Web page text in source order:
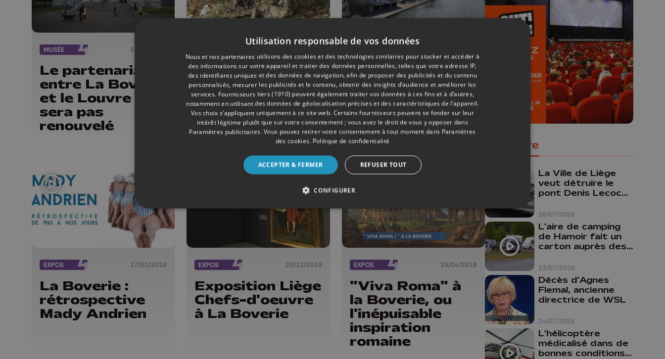
MUSÉE 26/01/2026
Le partenariat
entre La Boverie
et le Louvre ne
sera pas
renouvelé
28/09/2020
Parc de la
Boverie : un
arbre fortement
détérioré sera
enlevé d'ici
mercredi
Bientôt une
brasserie au
parc de la
Boverie
EXPOS 17/01/2019
La Boverie :
rétrospective
Mady Andrien
EXPOS 20/12/2018
Exposition Liège
Chefs-d'oeuvre
à La Boverie
EXPOS 25/04/2018
"Viva Roma" à
la Boverie, ou
l'inépuisable
inspiration
romaine
🎬 Concours CUT x
Les Grignoux ✨
Concours permanent - 2 places à
gagner chaque semaine !
Populaire
28/07/2026
La Ville de Liège
veut détruire le
pont Denis Lecocq
budget pour le
faire
23/07/2026
L'aire de camping
de Hamoir fait un
carton auprès des
24/07/2026
Décès d'Agnes
Flemal, ancienne
directrice de WSL
L'hélicoptère
médicalisé dans de
bonnes conditions à
Utilisation responsable de vos données
Nous et nos partenaires utilisons des cookies et des technologies similaires pour stocker et accéder à
des informations sur votre appareil et traiter des données personnelles, telles que votre adresse IP,
des identifiants uniques et des données de navigation, afin de proposer des publicités et du contenu
personnalisés, mesurer les publicités et le contenu, obtenir des insights d’audience et améliorer les
services. Fournisseurs tiers (1910) peuvent également traiter vos données à ces fins et à d’autres,
notamment en utilisant des données de géolocalisation précises et des caractéristiques de l’appareil.
Vos choix s’appliquent uniquement à ce site web. Certains fournisseurs peuvent se fonder sur leur
intérêt légitime plutôt que sur votre consentement ; vous avez le droit de vous y opposer dans
Paramètres publicitaires. Vous pouvez retirer votre consentement à tout moment dans Paramètres
des cookies. Politique de confidentialité
ACCEPTER & FERMER REFUSER TOUT
CONFIGURER